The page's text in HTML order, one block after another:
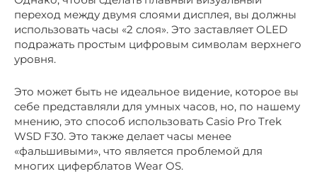
переход между двумя слоями дисплея, вы должны
использовать часы «2 слоя». Это заставляет OLED
подражать простым цифровым символам верхнего
уровня.
Это может быть не идеальное видение, которое вы
себе представляли для умных часов, но, по нашему
мнению, это способ использовать Casio Pro Trek
WSD F30. Это также делает часы менее
«фальшивыми», что является проблемой для
многих циферблатов Wear OS.